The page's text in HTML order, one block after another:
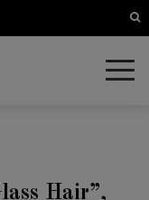
Hair”,